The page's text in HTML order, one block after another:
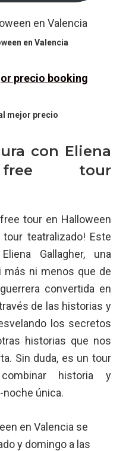
en Valencia
mejor precio
con Eliena
free tour
tour en Halloween
tour teatralizado! Este
Gallagher, una
más ni menos que de
convertida en
de las historias y
los secretos
historias que nos
Sin duda, es un tour
historia y
única.
en Valencia se
y domingo a las